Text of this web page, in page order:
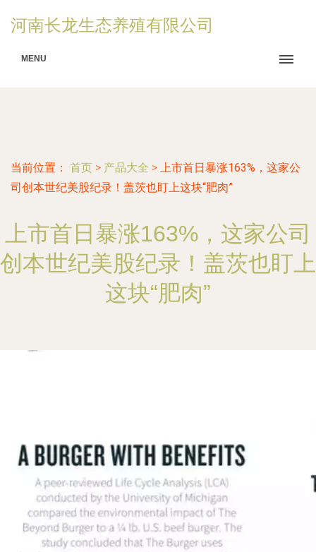
河南长龙生态养殖有限公司
MENU
当前位置： 首页 > 产品大全 > 上市首日暴涨163%，这家公
司创本世纪美股纪录！盖茨也盯上这块“肥肉”
上市首日暴涨163%，这家公司
创本世纪美股纪录！盖茨也盯上
这块“肥肉”